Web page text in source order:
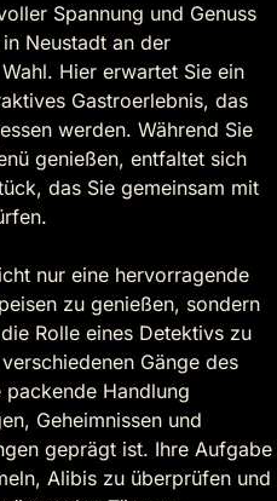
Spannung und Genuss
Neustadt an der
Hier erwartet Sie ein
Gastroerlebnis, das
werden. Während Sie
genießen, entfaltet sich
das Sie gemeinsam mit
nur eine hervorragende
zu genießen, sondern
Rolle eines Detektivs zu
Gänge des
Handlung
Geheimnissen und
geprägt ist. Ihre Aufgabe
Alibis zu überprüfen und